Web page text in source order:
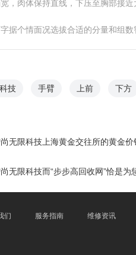
，肉体保持直线，下压至胸部接
据个情面况选拔合适的分量和组
技 手臂 上前 下方
无限科技上海黄金交往所的黄金
无限科技而“步步高回收网”恰是为
们 服务指南 维修资讯